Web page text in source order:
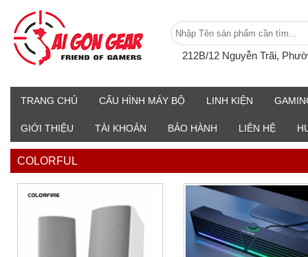
212B/12 Nguyễn Trãi,
TRANG CHỦ CẤU HÌNH MÁY BỘ LINH KIỆN
GIỚI THIỆU TÀI KHOẢN BẢO HÀNH LIÊN HỆ
COLORFUL